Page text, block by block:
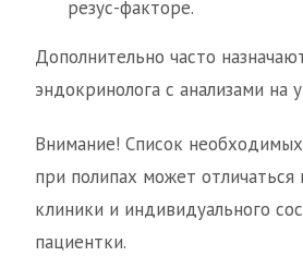
резус-факторе.
Дополнительно часто
эндокринолога с анализами на
Внимание! Список
при полипах может отличаться
клиники и индивидуального
пациентки.